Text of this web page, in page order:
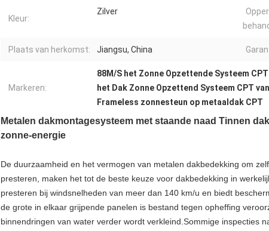
Kleur:
Zilver
Plaats van herkomst: Jiangsu, China
Markeren:
88M/S het Zonne Opzettende Systeem
het Dak Zonne Opzettend Systeem CPT
Frameless zonnesteun op metaaldak CPT
Metalen dakmontagesysteem met staande naad Tinnen
zonne-energie
De duurzaamheid en het vermogen van metalen dakbedekking om
presteren, maken het tot de beste keuze voor dakbedekking in
presteren bij windsnelheden van meer dan 140 km/u en biedt
de grote in elkaar grijpende panelen is bestand tegen opheffing
binnendringen van water verder wordt verkleind.Sommige inspecties